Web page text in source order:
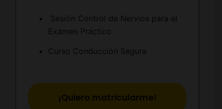
Sesión Control de Nervios para el
Examen Práctico
Curso Conducción Segura
¡Quiero matricularme!